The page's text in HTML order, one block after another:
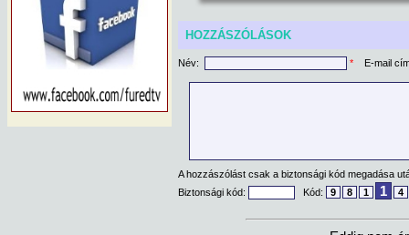
HOZZÁSZÓLÁSOK
Név: * E-mail
A hozzászólást csak a biztonsági kód megadása
Biztonsági kód:
Kód: 9 8 1 1 4